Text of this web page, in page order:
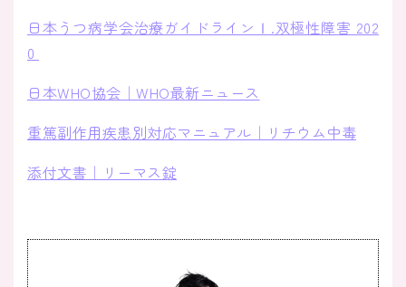
日本うつ病学会治療ガイドラインⅠ.双極性障害 202
0
日本WHO協会｜WHO最新ニュース
重篤副作用疾患別対応マニュアル｜リチウム中毒
添付文書｜リーマス錠